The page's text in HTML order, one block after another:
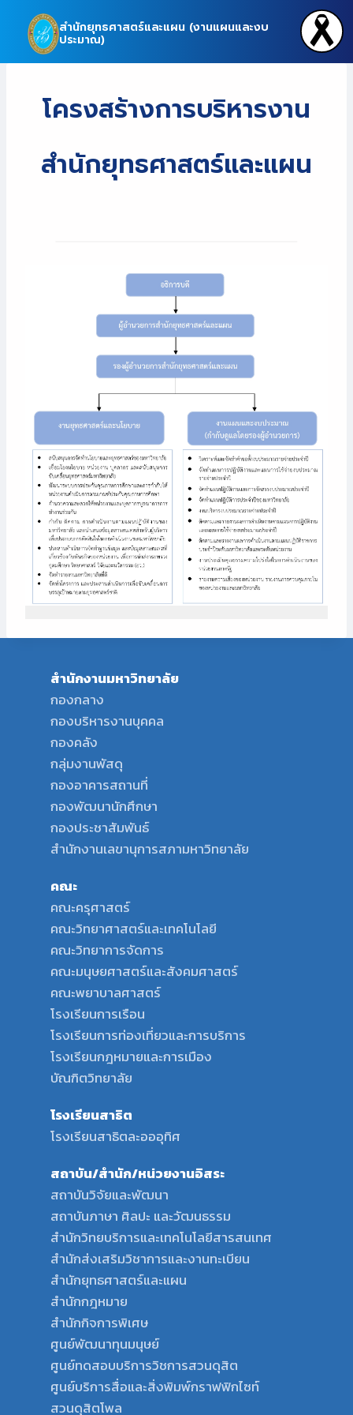
content
สำนักยุทธศาสตร์และแผน (งานแผนและงบ
ประมาณ)
โครงสร้างการบริหารงาน
สำนักยุทธศาสตร์และแผน
สำนักงานมหาวิทยาลัย
กองกลาง
กองบริหารงานบุคคล
กองคลัง
กลุ่มงานพัสดุ
กองอาคารสถานที่
กองพัฒนานักศึกษา
กองประชาสัมพันธ์
สำนักงานเลขานุการสภามหาวิทยาลัย
คณะ
คณะครุศาสตร์
คณะวิทยาศาสตร์และเทคโนโลยี
คณะวิทยาการจัดการ
คณะมนุษยศาสตร์และสังคมศาสตร์
คณะพยาบาลศาสตร์
โรงเรียนการเรือน
โรงเรียนการท่องเที่ยวและการบริการ
โรงเรียนกฎหมายและการเมือง
บัณฑิตวิทยาลัย
โรงเรียนสาธิต
โรงเรียนสาธิตละอออุทิศ
สถาบัน/สำนัก/หน่วยงานอิสระ
สถาบันวิจัยและพัฒนา
สถาบันภาษา ศิลปะ และวัฒนธรรม
สำนักวิทยบริการและเทคโนโลยีสารสนเทศ
สำนักส่งเสริมวิชาการและงานทะเบียน
สำนักยุทธศาสตร์และแผน
สำนักกฎหมาย
สำนักกิจการพิเศษ
ศูนย์พัฒนาทุนมนุษย์
ศูนย์ทดสอบบริการวิชการสวนดุสิต
ศูนย์บริการสื่อและสิ่งพิมพ์กราฟฟิกไซท์
สวนดุสิตโพล